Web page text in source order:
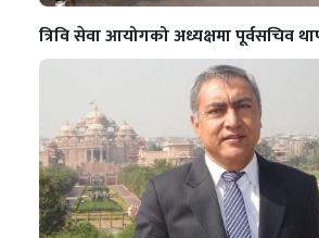
त्रिवि सेवा आयोगको अध्यक्षमा पूर्वसचिव